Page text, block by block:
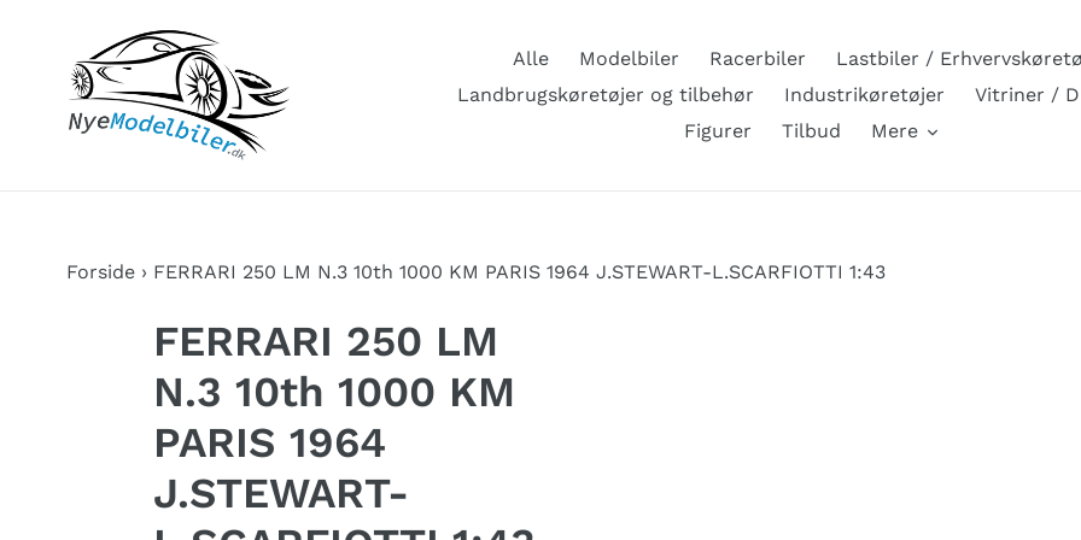
Alle Modelbiler Racerbiler
Lastbiler /
Landbrugskøretøjer og tilbehør
Industrikøretøjer
Vitriner /
Figurer
Tilbud Mere
Forside › FERRARI 250 LM N.3 10th 1000 KM PARIS 1964 J.STEWART-L.SCARFIOTTI 1:43
FERRARI 250 LM
N.3 10th 1000 KM
PARIS 1964
J.STEWART-